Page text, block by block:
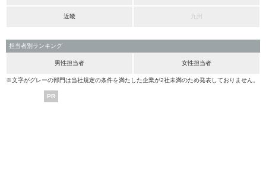
近畿 九州
担当者別ランキング
男性担当者 女性担当者
※文字がグレーの部門は当社規定の条件を満たした企業が2社未満のため発表しておりません。
PR